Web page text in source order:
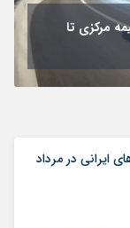
مرکزی تا
در مرداد